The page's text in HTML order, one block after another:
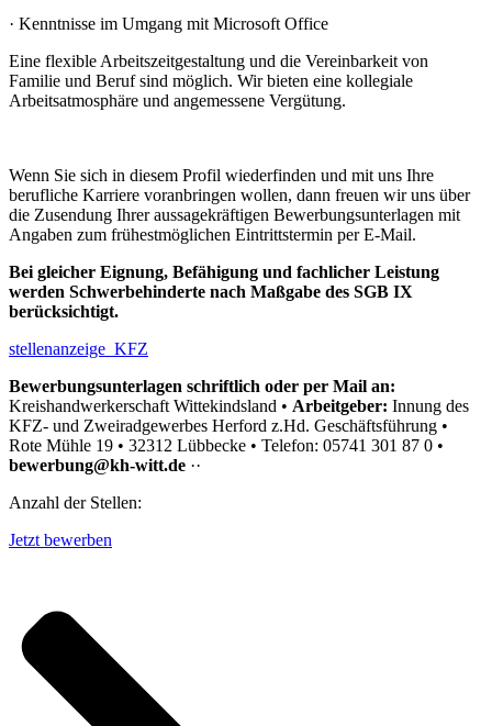
· Kenntnisse im Umgang mit Microsoft Office
Eine flexible Arbeitszeitgestaltung und die Vereinbarkeit von
Familie und Beruf sind möglich. Wir bieten eine kollegiale
Arbeitsatmosphäre und angemessene Vergütung.
Wenn Sie sich in diesem Profil wiederfinden und mit uns Ihre
berufliche Karriere voranbringen wollen, dann freuen wir uns über
die Zusendung Ihrer aussagekräftigen Bewerbungsunterlagen mit
Angaben zum frühestmöglichen Eintrittstermin per E-Mail.
Bei gleicher Eignung, Befähigung und fachlicher Leistung
werden Schwerbehinderte nach Maßgabe des SGB IX
berücksichtigt.
stellenanzeige_KFZ
Bewerbungsunterlagen schriftlich oder per Mail an:
Kreishandwerkerschaft Wittekindsland • Arbeitgeber: Innung des
KFZ- und Zweiradgewerbes Herford z.Hd. Geschäftsführung •
Rote Mühle 19 • 32312 Lübbecke • Telefon: 05741 301 87 0 •
bewerbung@kh-witt.de ··
Anzahl der Stellen:
Jetzt bewerben